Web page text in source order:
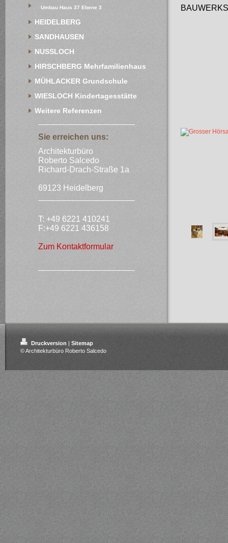
Umbau Haus 37 Ebene 3
HEIDELBERG
SANDHAUSEN
NUSSLOCH
HIRSCHBERG Mehrfamilienhaus
MÜHLACKER Grundschule
WIESLOCH Kindertagesstätte
Weitere Referenzen
Sie erreichen uns:
Architekturbüro
Roberto Salcedo
Richard-Drach-Straße 1a
69123 Heidelberg
T: +49 6221 410241
F:+49 6221 436158
Zum Kontaktformular
Druckversion | Sitemap
© Architekturbüro Roberto Salcedo